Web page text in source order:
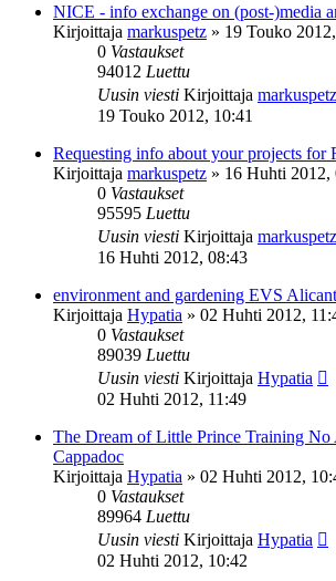
NICE - info exchange on (post-)media
Kirjoittaja markuspetz » 19 Touko
0 Vastaukset
94012 Luettu
Uusin viesti Kirjoittaja markuspetz
19 Touko 2012, 10:41
Requesting info about your projects for
Kirjoittaja markuspetz » 16 Huhti 2012,
0 Vastaukset
95595 Luettu
Uusin viesti Kirjoittaja markuspetz
16 Huhti 2012, 08:43
environment and gardening EVS
Kirjoittaja Hypatia » 02 Huhti 2012,
0 Vastaukset
89039 Luettu
Uusin viesti Kirjoittaja Hypatia
02 Huhti 2012, 11:49
The Dream of Little Prince Training
Cappadoc
Kirjoittaja Hypatia » 02 Huhti 2012,
0 Vastaukset
89964 Luettu
Uusin viesti Kirjoittaja Hypatia
02 Huhti 2012, 10:42